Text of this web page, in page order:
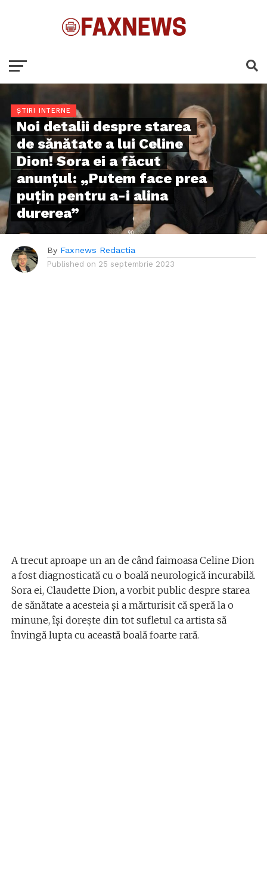
ȘTIRI INTERNE
Noi detalii despre starea
de sănătate a lui Celine
Dion! Sora ei a făcut
anunțul: „Putem face prea
puțin pentru a-i alina
durerea”
By Faxnews Redactia
Published on 25 septembrie 2023
A trecut aproape un an de când faimoasa Celine Dion
a fost diagnosticată cu o boală neurologică incurabilă.
Sora ei, Claudette Dion, a vorbit public despre starea
de sănătate a acesteia și a mărturisit că speră la o
minune, își dorește din tot sufletul ca artista să
învingă lupta cu această boală foarte rară.